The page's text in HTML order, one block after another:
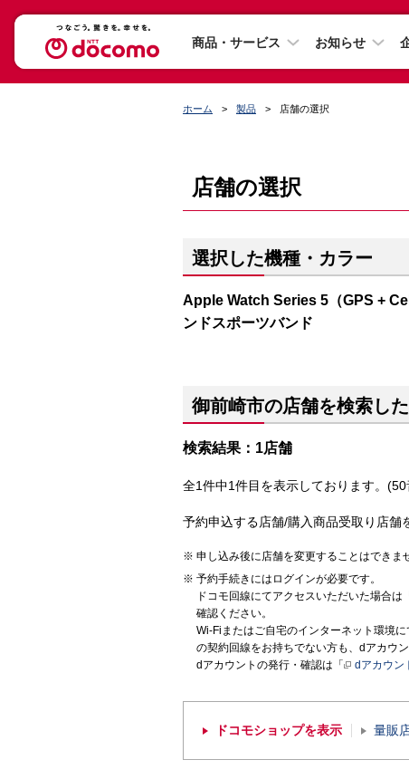
商品・サービス お知らせ
ホーム 製品 店舗の選択
店舗の選択
選択した機種・カラー
Apple Watch Series 5（GPS +
ンドスポーツバンド
御前崎市の店舗を検索し
検索結果：1店舗
全1件中1件目を表示しております。(50
予約申込する店舗/購入商品受取り店舗
申し込み後に店舗を変更することはできま
予約手続きにはログインが必要です。
ドコモ回線にてアクセスいただいた場合
確認ください。
Wi-Fiまたはご自宅のインターネット環境
の契約回線をお持ちでない方も、dアカウ
dアカウントの発行・確認は「
dアカウン
ドコモショップを表示 量販